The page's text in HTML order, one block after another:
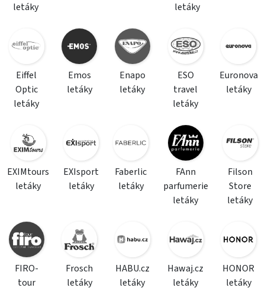
letáky
letáky
Eiffel
Optic
letáky
Emos
letáky
Enapo
letáky
ESO
travel
letáky
Euronova
letáky
EXIMtours
letáky
EXIsport
letáky
Faberlic
letáky
FAnn
parfumerie
letáky
Filson
Store
letáky
FIRO-
tour
Frosch
letáky
HABU.cz
letáky
Hawaj.cz
letáky
HONOR
letáky